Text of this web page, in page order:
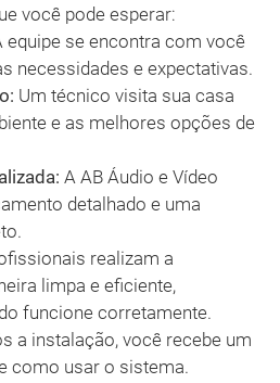
você pode esperar:
equipe se encontra com você
necessidades e expectativas.
Um técnico visita sua casa
e as melhores opções de
A AB Áudio e Vídeo
detalhado e uma
realizam a
limpa e eficiente,
funcione corretamente.
a instalação, você recebe um
como usar o sistema.